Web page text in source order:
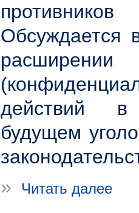
Обсуждается
действий
будущем
»
Читать далее